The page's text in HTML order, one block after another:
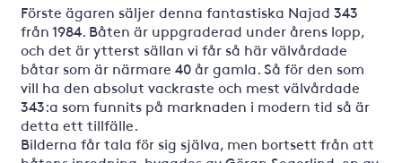
Förste ägaren säljer denna fantastiska Najad 343
från 1984. Båten är uppgraderad under årens lopp,
och det är ytterst sällan vi får så här välvårdade
båtar som är närmare 40 år gamla. Så för den som
vill ha den absolut vackraste och mest välvårdade
343:a som funnits på marknaden i modern tid så är
detta ett tillfälle.
Bilderna får tala för sig själva, men bortsett från att